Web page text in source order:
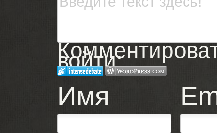
войти:
Имя